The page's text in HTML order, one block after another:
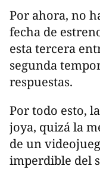
Por ahora, no
fecha de
esta tercera
segunda
respuestas.
Por todo esto,
joya, quizá la
de un
imperdible del